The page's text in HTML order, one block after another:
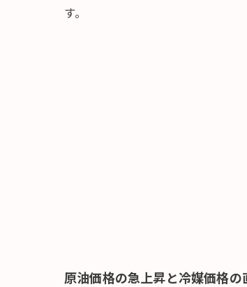
す。
原油価格の急上昇と冷媒価格